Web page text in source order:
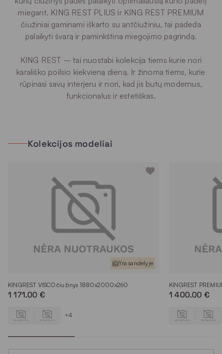
miegant. KING REST PLIUS ir KING REST PREMIUM
čiužiniai gaminami iškarto su antčiužiniu, tai padeda
palaikyti švarą ir paminkština miegojimo pagrindą.
KING REST – tai nuostabi kolekcija tiems kurie nori
karališko poilsio kiekvieną dieną. Ir žinoma tiems, kurie
rūpinasi savų interjeru ir nori, kad jis butų modernus,
funkcionalus ir estetiškas.
Kolekcijos modeliai
Yra sandėlyje
KINGREST VISCO čiužinys 1880x2000x260
1 171.00 €
+4
KINGREST
1 400.00 €